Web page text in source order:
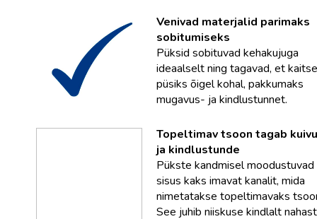
Venivad materjalid parimaks
sobitumiseks
Püksid sobituvad kehakujuga
ideaalselt ning tagavad, et kaitse
püsiks õigel kohal, pakkumaks
mugavus- ja kindlustunnet.
Topeltimav tsoon tagab
ja kindlustunde
Pükste kandmisel moodustuvad
sisus kaks imavat kanalit, mida
nimetatakse topeltimavaks
See juhib niiskuse kindlalt nahast